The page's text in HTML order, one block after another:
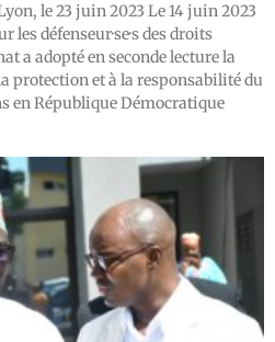
le 23 juin 2023 Le 14 juin 2023
défenseur·se·s des droits
a adopté en seconde lecture la
protection et à la responsabilité du
en République Démocratique